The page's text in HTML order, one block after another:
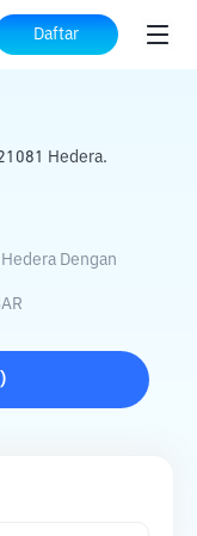
Daftar
HBAR
Hedera.
Dengan
)